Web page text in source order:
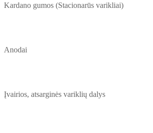
Kardano gumos (Stacionarūs varikliai)
Anodai
Įvairios, atsarginės variklių dalys